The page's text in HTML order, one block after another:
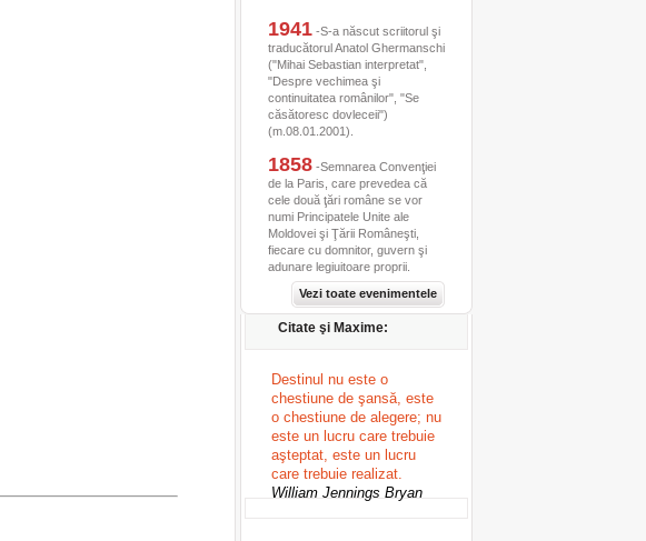
1941-S-a născut scriitorul şi
traducătorul Anatol Ghermanschi
("Mihai Sebastian interpretat",
"Despre vechimea şi
continuitatea românilor", "Se
căsătoresc dovleceii")
(m.08.01.2001).
1858-Semnarea Convenţiei
de la Paris, care prevedea că
cele două ţări române se vor
numi Principatele Unite ale
Moldovei şi Ţării Româneşti,
fiecare cu domnitor, guvern şi
adunare legiuitoare proprii.
Vezi toate evenimentele
Citate şi Maxime:
Destinul nu este o
chestiune de şansă, este
o chestiune de alegere; nu
este un lucru care trebuie
aşteptat, este un lucru
care trebuie realizat.
William Jennings Bryan